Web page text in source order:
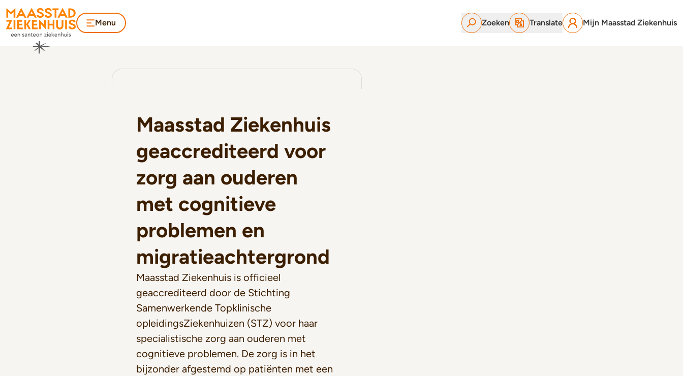
Menu Zoeken Translate Mijn Maasstad Ziekenhuis
Maasstad Ziekenhuis
geaccrediteerd voor
zorg aan ouderen
met cognitieve
problemen en
migratieachtergrond
Maasstad Ziekenhuis is officieel
geaccrediteerd door de Stichting
Samenwerkende Topklinische
opleidingsZiekenhuizen (STZ) voor haar
specialistische zorg aan ouderen met
cognitieve problemen. De zorg is in het
bijzonder afgestemd op patiënten met een